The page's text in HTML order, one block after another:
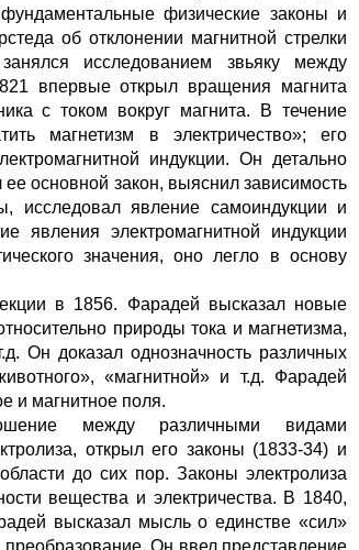
физические законы и
об отклонении магнитной стрелки
исследованием звьяку между
впервые открыл вращения магнита
с током вокруг магнита. В течение
магнетизм в электричество»; его
индукции. Он детально
основной закон, выяснил зависимость
исследовал явление самоиндукции и
явления электромагнитной индукции
значения, оно легло в основу
в 1856. Фарадей высказал новые
природы тока и магнетизма,
Он доказал однозначность различных
«магнитной» и т.д. Фарадей
и магнитное поля.
между различными видами
открыл его законы (1833-34) и
до сих пор. Законы электролиза
вещества и электричества. В 1840,
высказал мысль о единстве «сил»
Он ввел представление